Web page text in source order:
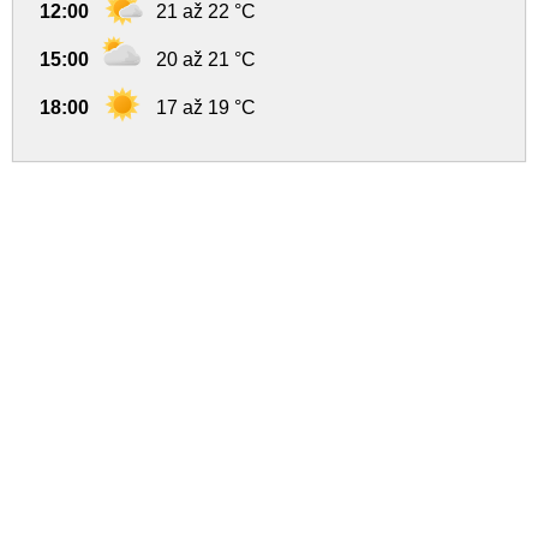
12:00 21 až 22 °C
15:00 20 až 21 °C
18:00 17 až 19 °C